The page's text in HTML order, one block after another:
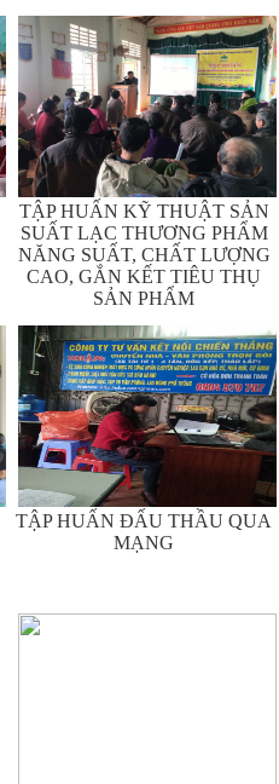
TẬP HUẤN KỸ THUẬT SẢN
SUẤT LẠC THƯƠNG PHẨM
NĂNG SUẤT, CHẤT LƯỢNG
CAO, GẮN KẾT TIÊU THỤ
SẢN PHẨM
TẬP HUẤN ĐẤU THẦU QUA
MẠNG